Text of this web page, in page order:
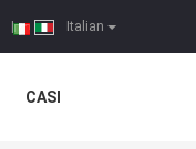
Italian
|
CASI